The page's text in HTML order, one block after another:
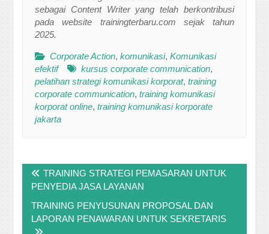
sebagai Content Writer yang telah berkontribusi
pada website trainingterbaru.com sejak tahun
2025.
Corporate Action,komunikasi,Komunikasi
efektif
kursus corporate communication,
pelatihan strategi komunikasi korporat,training
corporate communication,training komunikasi
korporat online,training komunikasi korporate
jakarta
navigation
TRAINING STRATEGI PEMASARAN UNTUK
PENYEDIA JASA LAYANAN
TRAINING PENYUSUNAN PROPOSAL DAN
LAPORAN PENAWARAN UNTUK SEKRETARIS